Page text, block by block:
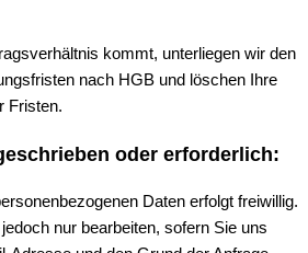
kommt, unterliegen wir den
nach HGB und löschen Ihre
Fristen.
oder erforderlich:
Daten erfolgt freiwillig.
nur bearbeiten, sofern Sie uns